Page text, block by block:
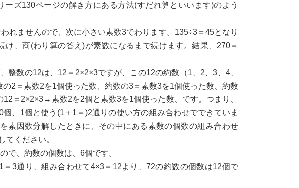
ズ130ページの解き方にある方法(すだれ算といいます)のよう
ませんので、次に小さい素数3でわります。135÷3＝45となり
、商(わり算の答え)が素数になるまで続けます。結果、270＝
数の12は、12＝2×2×3ですが、この12の約数（1、2、3、4、
2＝素数2を1個使った数、約数の3＝素数3を1個使った数、約数
＝2×2×3→素数2を2個と素数3を1個使った数、です。つまり、
、1個と使う(1＋1＝)2通りの使い方の組み合わせでできていま
素因数分解したときに、その中にある素数の個数の組み合わせ
てください。
で、約数の個数は、6個です。
3通り、組み合わせて4×3＝12より、72の約数の個数は12個で